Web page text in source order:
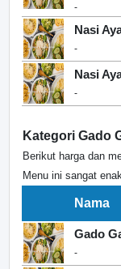
-
Nasi
-
Nasi
-
Kategori Gado
Berikut harga dan
Menu ini sangat
Nama
Gado
-